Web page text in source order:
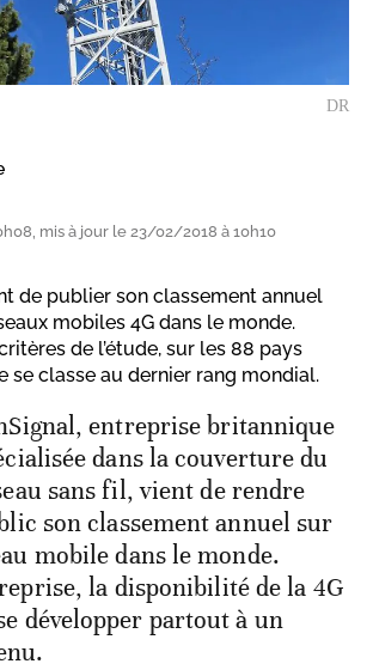
DR
mis à jour le 23/02/2018 à 10h10
de publier son classement annuel
mobiles 4G dans le monde.
de l’étude, sur les 88 pays
se classe au dernier rang mondial.
entreprise britannique
dans la couverture du
sans fil, vient de rendre
son classement annuel sur
mobile dans le monde.
la disponibilité de la 4G
développer partout à un